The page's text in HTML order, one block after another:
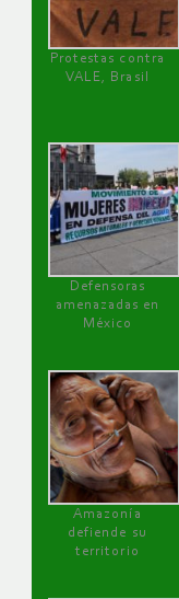
Protestas contra
VALE, Brasil
Defensoras
amenazadas en
México
Amazonía
defiende su
territorio